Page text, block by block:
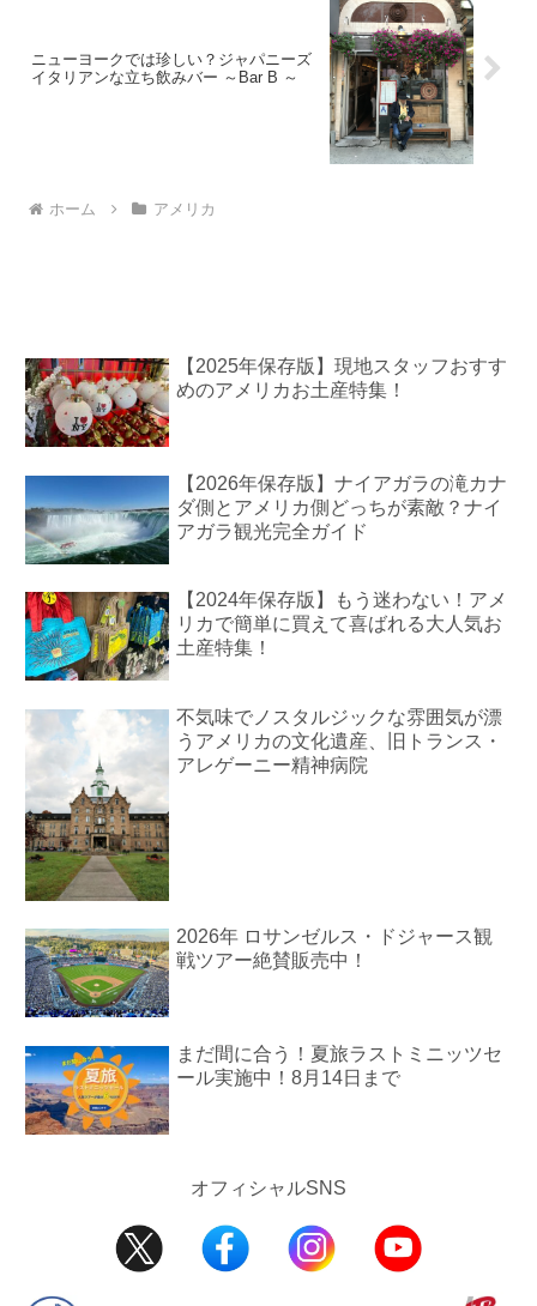
ニューヨークでは珍しい？ジャパニーズ
イタリアンな立ち飲みバー ～Bar B ～
ホーム アメリカ
【2025年保存版】現地スタッフおすす
めのアメリカお土産特集！
【2026年保存版】ナイアガラの滝カナ
ダ側とアメリカ側どっちが素敵？ナイ
アガラ観光完全ガイド
【2024年保存版】もう迷わない！アメ
リカで簡単に買えて喜ばれる大人気お
土産特集！
不気味でノスタルジックな雰囲気が漂
うアメリカの文化遺産、旧トランス・
アレゲーニー精神病院
2026年 ロサンゼルス・ドジャース観
戦ツアー絶賛販売中！
まだ間に合う！夏旅ラストミニッツセ
ール実施中！8月14日まで
オフィシャルSNS